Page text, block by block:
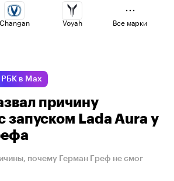
Changan Voyah
Lada Geely
Все марки
РБК в Max
причину
запуском Lada Aura у
почему Герман Греф не смог